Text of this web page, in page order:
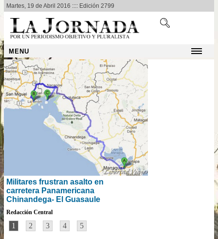
Martes, 19 de Abril 2016 :::: Edición 2799
MENU
Militares frustran asalto en
carretera Panamericana
Chinandega- El Guasaule
Redacción Central
1 2 3 4 5